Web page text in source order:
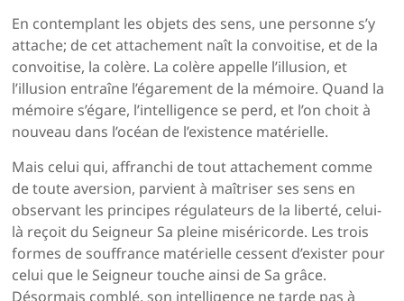
En contemplant les objets des sens, une personne s’y
attache; de cet attachement naît la convoitise, et de la
convoitise, la colère. La colère appelle l’illusion, et
l’illusion entraîne l’égarement de la mémoire. Quand la
mémoire s’égare, l’intelligence se perd, et l’on choit à
nouveau dans l’océan de l’existence matérielle.
Mais celui qui, affranchi de tout attachement comme
de toute aversion, parvient à maîtriser ses sens en
observant les principes régulateurs de la liberté, celui-
là reçoit du Seigneur Sa pleine miséricorde. Les trois
formes de souffrance matérielle cessent d’exister pour
celui que le Seigneur touche ainsi de Sa grâce.
Désormais comblé, son intelligence ne tarde pas à